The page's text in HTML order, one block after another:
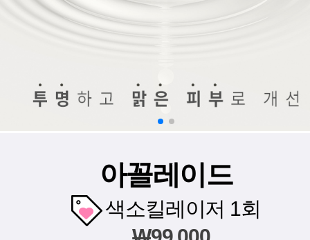
아꼴레이드
색소킬레이저 1회